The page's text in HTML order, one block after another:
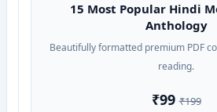
15 Most Popular Hindi
Anthology
Beautifully formatted premium PDF
reading.
₹99₹199